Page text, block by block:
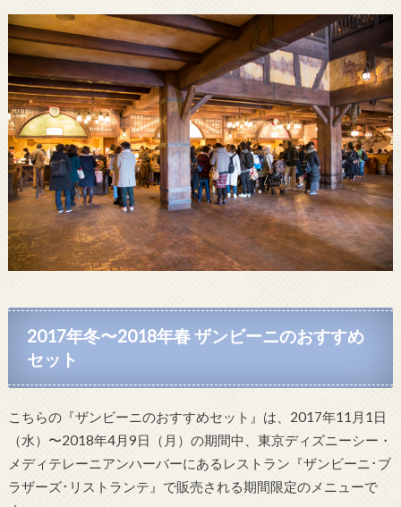
2017年冬〜2018年春 ザンビーニのおすすめ
セット
こちらの『ザンビーニのおすすめセット』は、2017年11月1日
（水）〜2018年4月9日（月）の期間中、東京ディズニーシー・
メディテレーニアンハーバーにあるレストラン『ザンビーニ･ブ
ラザーズ･リストランテ』で販売される期間限定のメニューで